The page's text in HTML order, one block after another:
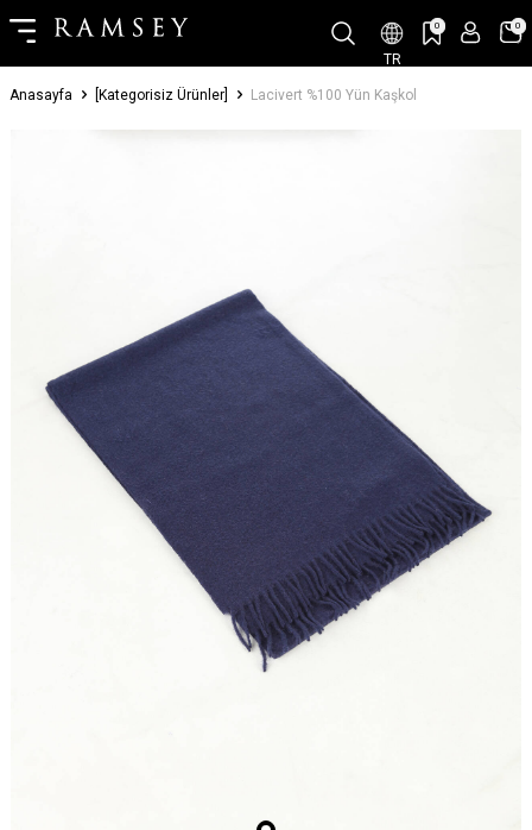
TR
0 0
Anasayfa [Kategorisiz Ürünler] Lacivert %100 Yün Kaşkol